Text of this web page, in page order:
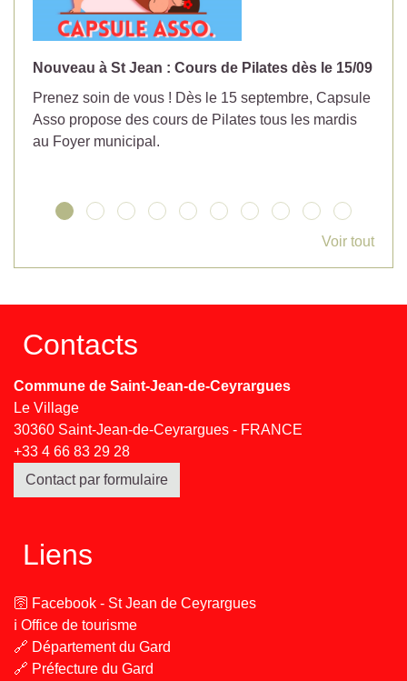
Nouveau à St Jean : Cours de Pilates dès le 15/09
Prenez soin de vous ! Dès le 15 septembre, Capsule
Asso propose des cours de Pilates tous les mardis
au Foyer municipal.
Voir tout
Contacts
Commune de Saint-Jean-de-Ceyrargues
Le Village
30360 Saint-Jean-de-Ceyrargues - FRANCE
+33 4 66 83 29 28
Contact par formulaire
Liens
🛜 Facebook - St Jean de Ceyrargues
ℹ️ Office de tourisme
🔗 Département du Gard
🔗 Préfecture du Gard